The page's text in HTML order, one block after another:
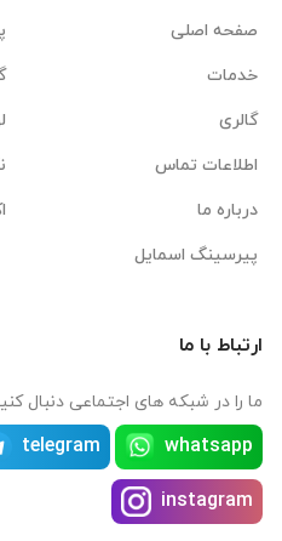
صفحه اصلی
خدمات
گالری
اطلاعات تماس
درباره ما
پیرسینگ اسمایل
ارتباط با ما
ما را در شبکه های اجتماعی دنبال
whatsapp
telegram
instagram